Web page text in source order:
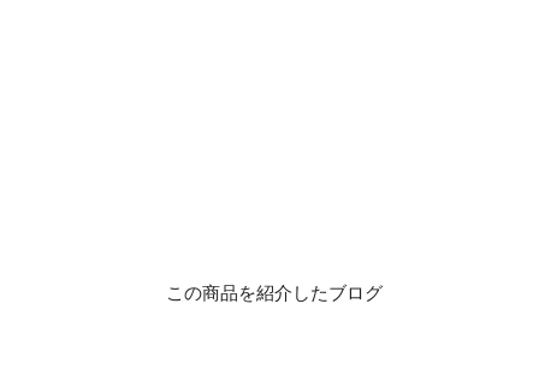
この商品を紹介したブログ